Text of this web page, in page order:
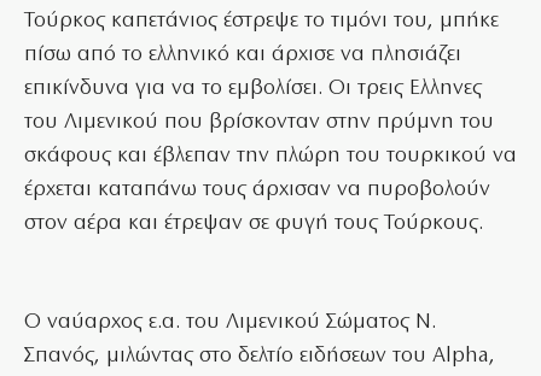
Τούρκος καπετάνιος έστρεψε το τιμόνι του, μπήκε
πίσω από το ελληνικό και άρχισε να πλησιάζει
επικίνδυνα για να το εμβολίσει. Οι τρεις Ελληνες
του Λιμενικού που βρίσκονταν στην πρύμνη του
σκάφους και έβλεπαν την πλώρη του τουρκικού να
έρχεται καταπάνω τους άρχισαν να πυροβολούν
στον αέρα και έτρεψαν σε φυγή τους Τούρκους.
Ο ναύαρχος ε.α. του Λιμενικού Σώματος Ν.
Σπανός, μιλώντας στο δελτίο ειδήσεων του Alpha,